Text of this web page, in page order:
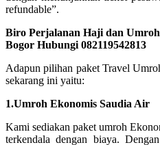
refundable”.
Biro Perjalanan Haji dan
Bogor Hubungi 082119542813
Adapun pilihan paket Travel
sekarang ini yaitu:
1.Umroh Ekonomis Saudia Air
Kami sediakan paket umroh
terkendala dengan biaya.